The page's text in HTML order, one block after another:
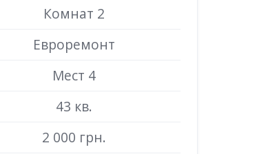
Комнат 2
Евроремонт
Мест 4
43 кв.
2 000 грн.